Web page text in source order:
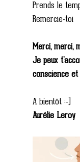
Prends le
Remercie-toi
Merci, merci,
Je peux
conscience
A bientôt :-)
Aurélie Leroy